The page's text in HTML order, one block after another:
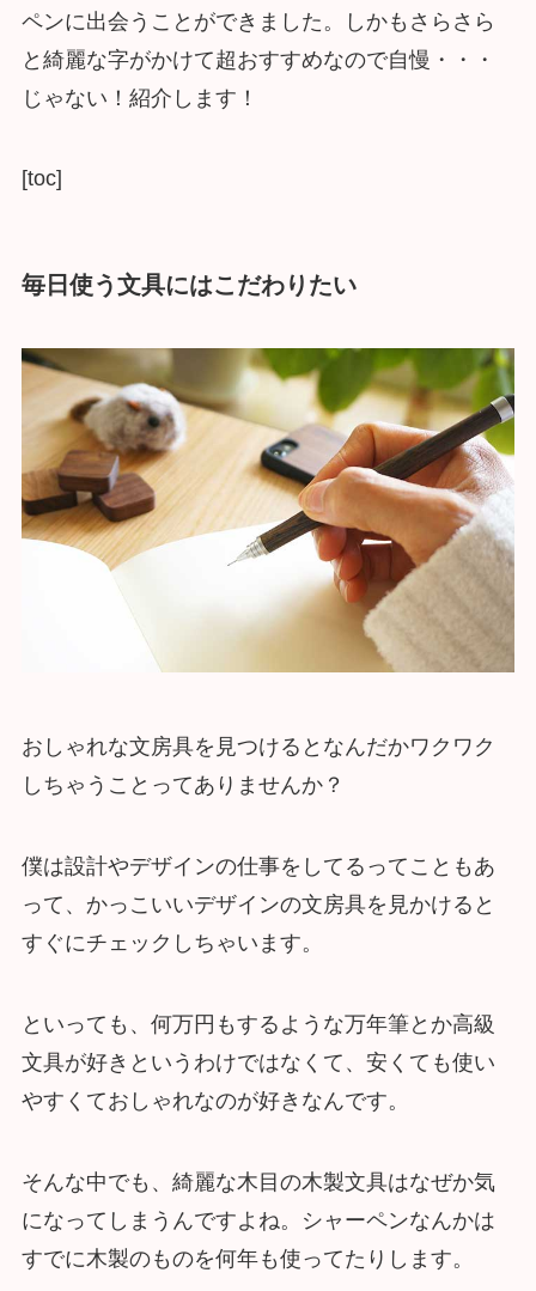
ペンに出会うことができました。しかもさらさら
と綺麗な字がかけて超おすすめなので自慢・・・
じゃない！紹介します！
[toc]
毎日使う文具にはこだわりたい
おしゃれな文房具を見つけるとなんだかワクワク
しちゃうことってありませんか？
僕は設計やデザインの仕事をしてるってこともあ
って、かっこいいデザインの文房具を見かけると
すぐにチェックしちゃいます。
といっても、何万円もするような万年筆とか高級
文具が好きというわけではなくて、安くても使い
やすくておしゃれなのが好きなんです。
そんな中でも、綺麗な木目の木製文具はなぜか気
になってしまうんですよね。シャーペンなんかは
すでに木製のものを何年も使ってたりします。